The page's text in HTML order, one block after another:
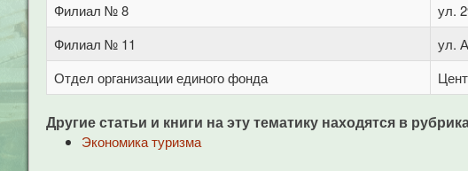
Филиал № 8
ул.
Филиал № 11
ул.
Отдел организации единого фонда
Другие статьи и книги на эту тематику находятся в
Экономика туризма